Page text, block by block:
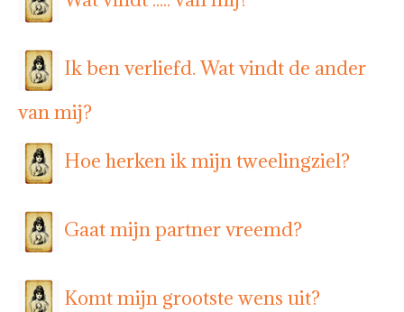
Ik ben verliefd. Wat vindt de ander
van mij?
Hoe herken ik mijn tweelingziel?
Gaat mijn partner vreemd?
Komt mijn grootste wens uit?